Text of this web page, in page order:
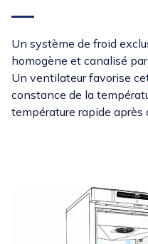
Un système de froid
homogène et canalisé
Un ventilateur favorise
constance de la
température rapide après